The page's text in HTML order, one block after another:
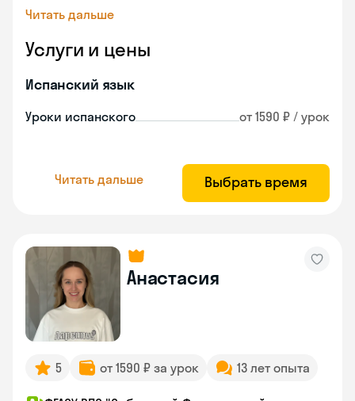
Читать дальше
Услуги и цены
Испанский язык
Уроки испанского от 1590 ₽ / урок
Читать дальше Выбрать время
Анастасия
5 от 1590 ₽ за урок 13 лет опыта